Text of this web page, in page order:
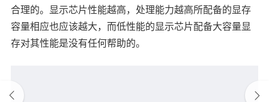
合理的。显示芯片性能越高，处理能力越高所配备的显存
容量相应也应该越大，而低性能的显示芯片配备大容量显
存对其性能是没有任何帮助的。